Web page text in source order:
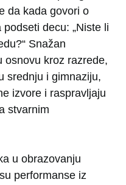
da kada govori o
decu: „Niste li
Snažan
osnovu kroz razrede,
srednju i gimnaziju,
izvore i raspravljaju
stvarnim
u obrazovanju
performanse iz